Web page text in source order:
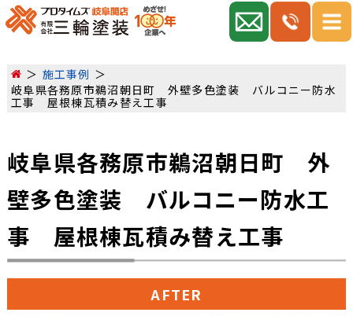
施工事例
岐阜県各務原市鵜沼朝日町 外壁多色塗装 バルコニー防水
工事 屋根棟瓦積み替え工事
岐阜県各務原市鵜沼朝日町 外
壁多色塗装 バルコニー防水工
事 屋根棟瓦積み替え工事
AFTER